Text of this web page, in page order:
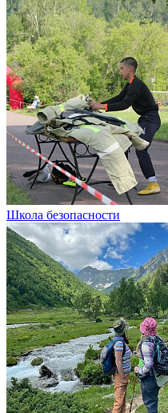
Школа безопасности